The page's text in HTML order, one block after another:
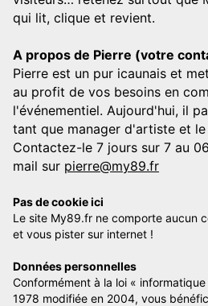
qui lit, clique et revient.
A propos de Pierre (votre
Pierre est un pur icaunais et
au profit de vos besoins en
l'événementiel. Aujourd'hui, il
tant que manager d'artiste et
Contactez-le 7 jours sur 7 au
mail sur pierre@my89.fr
Pas de cookie ici
Le site My89.fr ne comporte aucun
et vous pister sur internet !
Données personnelles
Conformément à la loi «
1978 modifiée en 2004, vous